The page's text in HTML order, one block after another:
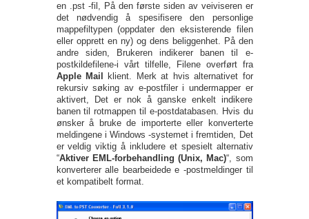
en .pst -fil, På den første siden av veiviseren er
det nødvendig å spesifisere den personlige
mappefiltypen (oppdater den eksisterende filen
eller opprett en ny) og dens beliggenhet. På den
andre siden, Brukeren indikerer banen til e-
postkildefilene-i vårt tilfelle, Filene overført fra
Apple Mail
klient. Merk at hvis alternativet for
rekursiv søking av e-postfiler i undermapper er
aktivert, Det er nok å ganske enkelt indikere
banen til rotmappen til e-postdatabasen. Hvis du
ønsker å bruke de importerte eller konverterte
meldingene i Windows -systemet i fremtiden, Det
er veldig viktig å inkludere et spesielt alternativ
“Aktiver EML-forbehandling (Unix, Mac)“, som
konverterer alle bearbeidede e -postmeldinger til
et kompatibelt format.